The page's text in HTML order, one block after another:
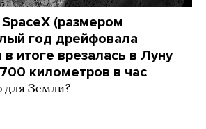
(размером
год дрейфовала
итоге врезалась в Луну
километров в час
для Земли?